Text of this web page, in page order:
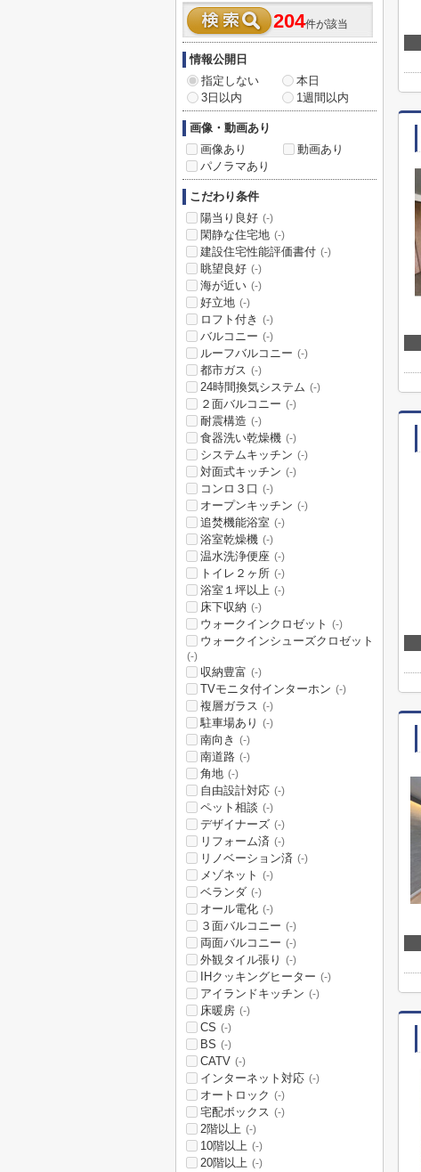
204件が該当
情報公開日
指定しない
本日
3日以内
1週間以内
画像・動画あり
画像あり
動画あり
パノラマあり
こだわり条件
陽当り良好 (-)
閑静な住宅地 (-)
建設住宅性能評価書付 (-)
眺望良好 (-)
海が近い (-)
好立地 (-)
ロフト付き (-)
バルコニー (-)
ルーフバルコニー (-)
都市ガス (-)
24時間換気システム (-)
２面バルコニー (-)
耐震構造 (-)
食器洗い乾燥機 (-)
システムキッチン (-)
対面式キッチン (-)
コンロ３口 (-)
オープンキッチン (-)
追焚機能浴室 (-)
浴室乾燥機 (-)
温水洗浄便座 (-)
トイレ２ヶ所 (-)
浴室１坪以上 (-)
床下収納 (-)
ウォークインクロゼット (-)
ウォークインシューズクロゼット
(-)
収納豊富 (-)
TVモニタ付インターホン (-)
複層ガラス (-)
駐車場あり (-)
南向き (-)
南道路 (-)
角地 (-)
自由設計対応 (-)
ペット相談 (-)
デザイナーズ (-)
リフォーム済 (-)
リノベーション済 (-)
メゾネット (-)
ベランダ (-)
オール電化 (-)
３面バルコニー (-)
両面バルコニー (-)
外観タイル張り (-)
IHクッキングヒーター (-)
アイランドキッチン (-)
床暖房 (-)
CS (-)
BS (-)
CATV (-)
インターネット対応 (-)
オートロック (-)
宅配ボックス (-)
2階以上 (-)
10階以上 (-)
20階以上 (-)